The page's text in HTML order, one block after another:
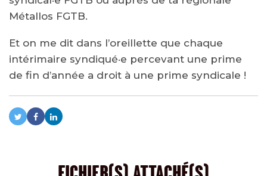
Métallos FGTB.
Et on me dit dans l’oreillette que chaque
intérimaire syndiqué·e percevant une prime
de fin d’année a droit à une prime syndicale !